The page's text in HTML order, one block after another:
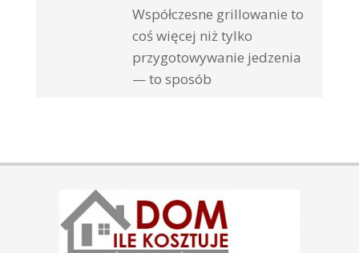
Współczesne grillowanie to
coś więcej niż tylko
przygotowywanie jedzenia
— to sposób